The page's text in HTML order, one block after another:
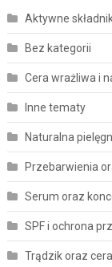
Aktywne
Bez kategorii
Cera wrażliwa i
Inne tematy
Naturalna
Przebarwienia
Serum oraz
SPF i ochrona
Trądzik oraz